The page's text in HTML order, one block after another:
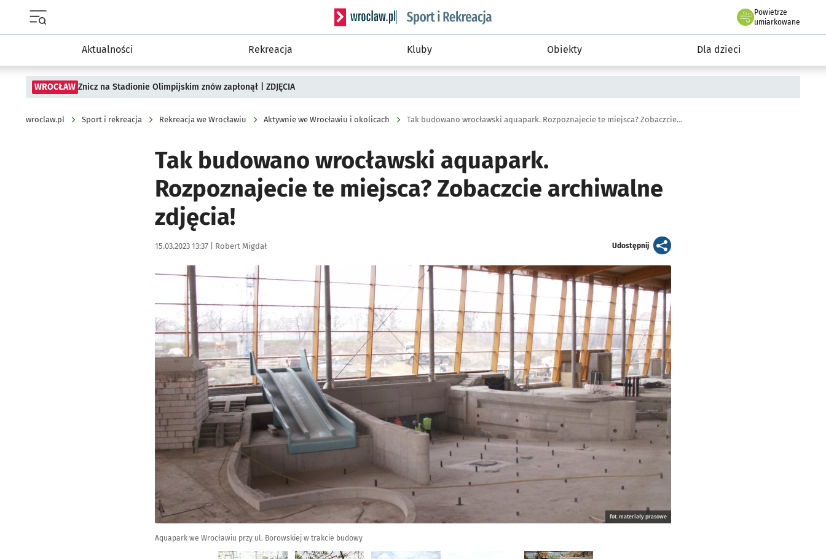
Serwis informacyjny wroclaw.pl podserwis: Sport i rekreacja
Powietrze
we Wrocławiu
umiarkowane
Aktualności Rekreacja Kluby Obiekty Dla dzieci
WROCŁAW Znicz na Stadionie Olimpijskim znów zapłonął | ZDJĘCIA
wroclaw.pl Sport i rekreacja Rekreacja we Wrocławiu Aktywnie we Wrocławiu i okolicach Tak budowano wrocławski aquapark. Rozpoznajecie te miejsca? Zobaczcie archiwalne zdjęcia!
Tak budowano wrocławski aquapark.
Rozpoznajecie te miejsca? Zobaczcie archiwalne
zdjęcia!
Data publikacji:
15.03.2023 13:37 | Autor:
Robert Migdał Udostępnijartykuł
Kliknij, aby zobaczyć galerię
fot. materiały prasowe
Aquapark we Wrocławiu przy ul. Borowskiej w trakcie budowy